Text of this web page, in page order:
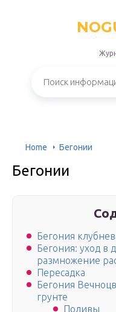
Home Бегонии
Бегонии
Бегония
Бегония: уход в
размножение
Пересадка
Бегония
грунте
Поливы